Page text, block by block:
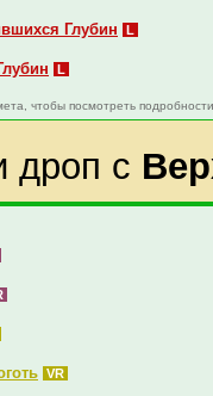
Глубин L
L
чтобы посмотреть
дроп с
VR